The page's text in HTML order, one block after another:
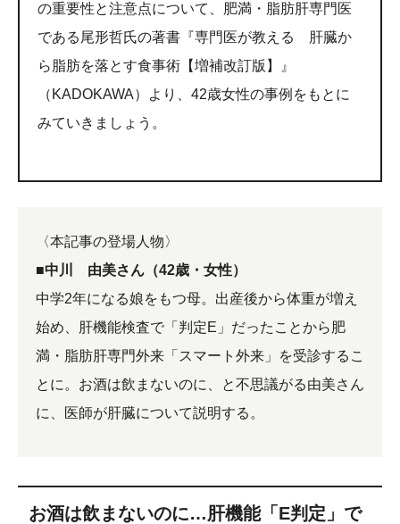
の重要性と注意点について、肥満・脂肪肝専門医
である尾形哲氏の著書『専門医が教える 肝臓か
ら脂肪を落とす食事術【増補改訂版】』
（KADOKAWA）より、42歳女性の事例をもとに
みていきましょう。
〈本記事の登場人物〉
■中川 由美さん（42歳・女性）
中学2年になる娘をもつ母。出産後から体重が増え
始め、肝機能検査で「判定E」だったことから肥
満・脂肪肝専門外来「スマート外来」を受診するこ
とに。お酒は飲まないのに、と不思議がる由美さん
に、医師が肝臓について説明する。
お酒は飲まないのに…肝機能「E判定」で